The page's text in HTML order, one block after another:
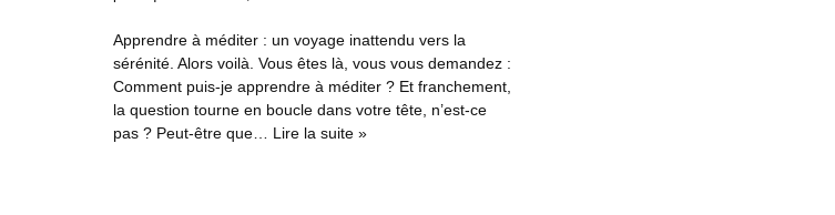
Apprendre à méditer : un voyage inattendu vers la
sérénité. Alors voilà. Vous êtes là, vous vous demandez :
Comment puis-je apprendre à méditer ? Et franchement,
la question tourne en boucle dans votre tête, n’est-ce
pas ? Peut-être que… Lire la suite »